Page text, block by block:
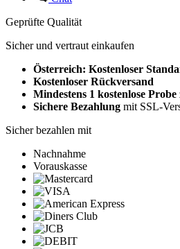
Geprüfte Qualität
Sicher und vertraut einkaufen
Österreich: Kostenloser
Kostenloser Rückversand
Mindestens 1 kostenlose Probe
Sichere Bezahlung mit SSL-
Sicher bezahlen mit
Nachnahme
Vorauskasse